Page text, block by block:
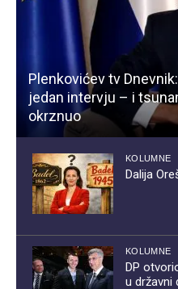
Plenkovićev tv
jedan intervju – i
okrznuo
KOLUMNE
Dalija
KOLUMNE
DP
u državni